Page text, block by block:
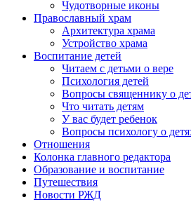
Чудотворные иконы
Православный храм
Архитектура храма
Устройство храма
Воспитание детей
Читаем с детьми о вере
Психология детей
Вопросы священнику о
Что читать детям
У вас будет ребенок
Вопросы психологу о
Отношения
Колонка главного редактора
Образование и воспитание
Путешествия
Новости РЖД